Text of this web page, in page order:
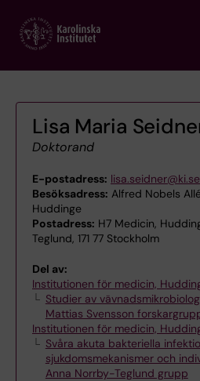
main
Lisa Maria
Doktorand
E-postadress: lisa.seidner@ki.se
Besöksadress: Alfred Nobels
Huddinge
Postadress: H7 Medicin,
Teglund, 171 77 Stockholm
Del av:
Institutionen för medicin,
Studier av
Mattias Svensson
Institutionen för medicin,
Svåra akuta bakteriella
sjukdomsmekanismer och
Anna Norrby-Teglund grupp